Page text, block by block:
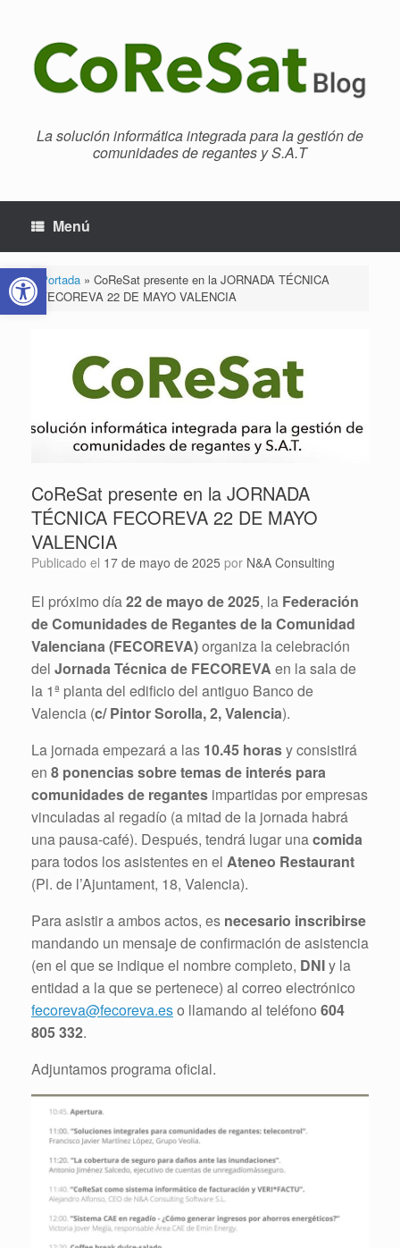
Abrir barra de herramientas
contenido
La solución informática integrada para la gestión de
comunidades de regantes y S.A.T
Menú
Portada» CoReSat presente en la JORNADA TÉCNICA
FECOREVA 22 DE MAYO VALENCIA
CoReSat presente en la JORNADA
TÉCNICA FECOREVA 22 DE MAYO
VALENCIA
Publicado el 17 de mayo de 2025 por N&A Consulting
El próximo día22 de mayo de 2025, la Federación
de Comunidades de Regantes de la Comunidad
Valenciana (FECOREVA)organiza la celebración
del Jornada Técnica de FECOREVA en la sala de
la 1ª planta del edificio del antiguo Banco de
Valencia (c/ Pintor Sorolla, 2, Valencia).
La jornada empezará a las 10.45 horasy consistirá
en 8 ponencias sobre temas de interés para
comunidades de regantes impartidas por empresas
vinculadas al regadío (a mitad de la jornada habrá
una pausa-café). Después, tendrá lugar unacomida
para todos los asistentes en el Ateneo Restaurant
(Pl. de l’Ajuntament, 18, Valencia).
Para asistir a ambos actos, es necesario inscribirse
mandando un mensaje de confirmación de asistencia
(en el que se indique el nombre completo, DNIy la
entidad a la que se pertenece) al correo electrónico
fecoreva@fecoreva.eso llamando al teléfono 604
805 332.
Adjuntamos programa oficial.